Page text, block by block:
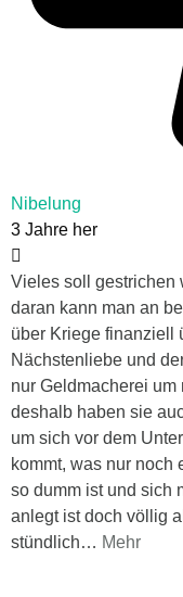
Nibelung
3 Jahre her
Vieles soll gestrichen
daran kann man an
über Kriege finanziell
Nächstenliebe und
nur Geldmacherei
deshalb haben sie
um sich vor dem
kommt, was nur noch
so dumm ist und sich
anlegt ist doch völlig
stündlich… Mehr